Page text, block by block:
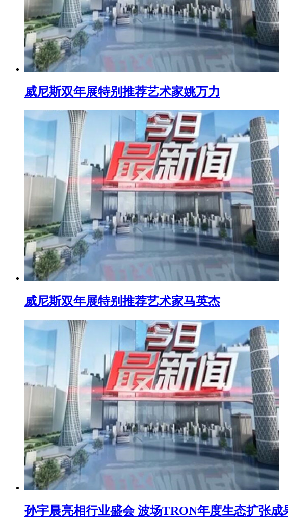
威尼斯双年展特别推荐艺术家姚万力
威尼斯双年展特别推荐艺术家马英杰
孙宇晨亮相行业盛会 波场TRON年度生态扩张成